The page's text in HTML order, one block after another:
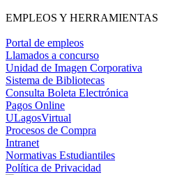
EMPLEOS Y HERRAMIENTAS
Portal de empleos
Llamados a concurso
Unidad de Imagen Corporativa
Sistema de Bibliotecas
Consulta Boleta Electrónica
Pagos Online
ULagosVirtual
Procesos de Compra
Intranet
Normativas Estudiantiles
Política de Privacidad